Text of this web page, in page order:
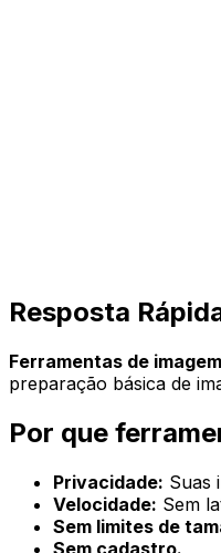
Resposta
Ferramentas de
preparação básica de
Por que
Privacidade: Suas
Velocidade: Sem
Sem limites de
Sem cadastro.